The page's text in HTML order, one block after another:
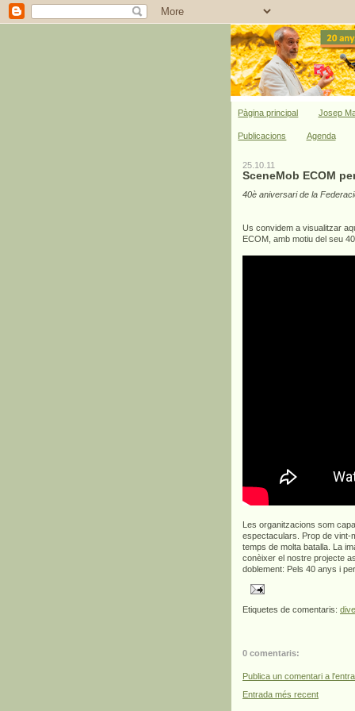
Pàgina principal Josep
Publicacions Agenda
25.10.11
SceneMob ECOM
40è aniversari de la
Us convidem a visualitzar
ECOM, amb motiu del seu
Les organitzacions som
espectaculars. Prop de vint-
temps de molta batalla. La
conèixer el nostre projecte
doblement: Pels 40 anys i
Etiquetes de comentaris:
0 comentaris:
Publica un comentari a
Entrada més recent